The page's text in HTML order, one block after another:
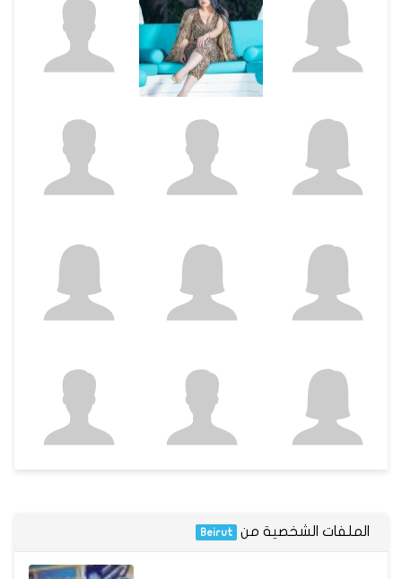
الملفات الشخصية من Beirut